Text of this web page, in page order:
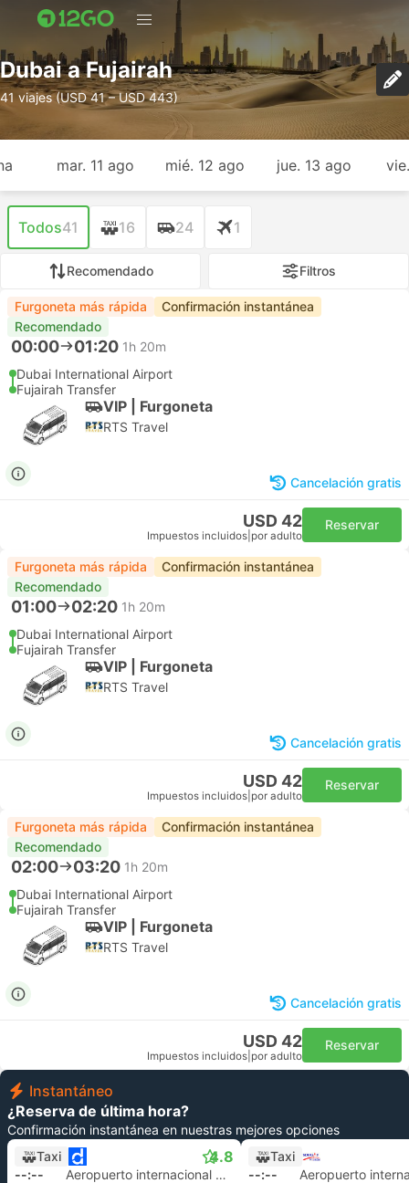
Dubai a Fujairah
41 viajes (USD 41 – USD 443)
mar. 11 ago mié. 12 ago jue. 13 ago
Todos41 16 24 1
Recomendado Filtros
Furgoneta más rápida
Confirmación instantánea
Recomendado
00:00 01:20 1h 20m
Dubai International Airport
Fujairah Transfer
VIP | Furgoneta
RTS Travel
Cancelación gratis
USD 42
Impuestos incluidos por adulto
Reservar
Furgoneta más rápida
Confirmación instantánea
Recomendado
01:00 02:20 1h 20m
Dubai International Airport
Fujairah Transfer
VIP | Furgoneta
RTS Travel
Cancelación gratis
USD 42
Impuestos incluidos por adulto
Reservar
Furgoneta más rápida
Confirmación instantánea
Recomendado
02:00 03:20 1h 20m
Dubai International Airport
Fujairah Transfer
VIP | Furgoneta
RTS Travel
Cancelación gratis
USD 42
Impuestos incluidos por adulto
Reservar
Instantáneo
¿Reserva de última hora?
Confirmación instantánea en nuestras mejores opciones
Taxi
4.8
--:-- Aeropuerto internacional de Dubái
Taxi
--:--